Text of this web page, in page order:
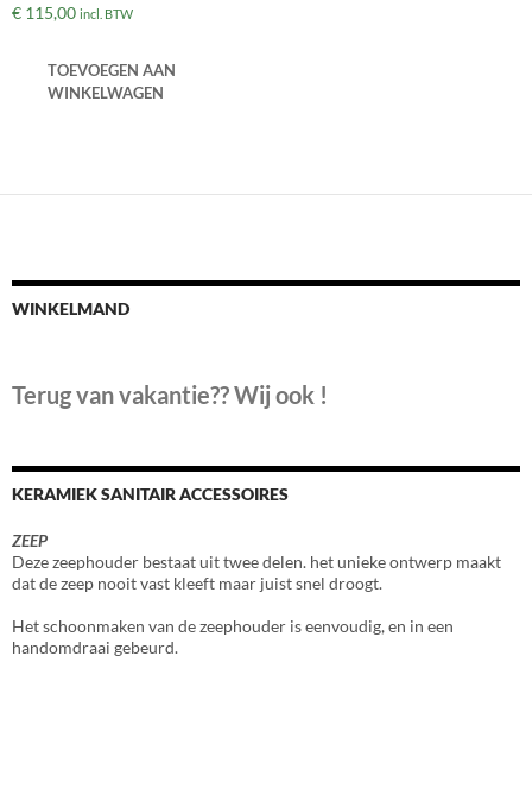
€ 115,00 incl. BTW
TOEVOEGEN AAN
WINKELWAGEN
WINKELMAND
Terug van vakantie?? Wij ook !
KERAMIEK SANITAIR ACCESSOIRES
ZEEP
Deze zeephouder bestaat uit twee delen. het unieke ontwerp maakt
dat de zeep nooit vast kleeft maar juist snel droogt.
Het schoonmaken van de zeephouder is eenvoudig, en in een
handomdraai gebeurd.